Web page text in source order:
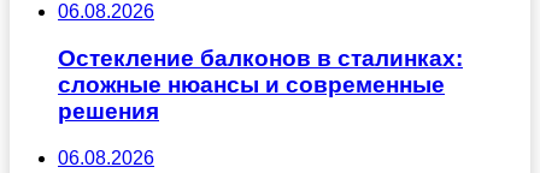
06.08.2026
Остекление балконов в сталинках:
сложные нюансы и современные
решения
06.08.2026